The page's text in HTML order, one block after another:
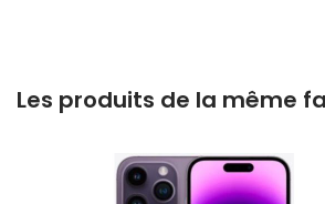
Les produits de la même